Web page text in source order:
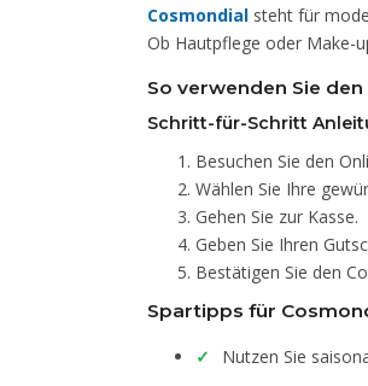
Cosmondial steht für
Ob Hautpflege oder Make-
So verwenden Sie
Schritt-für-Schritt
Besuchen Sie den
Wählen Sie Ihre
Gehen Sie zur Kasse.
Geben Sie Ihren
Bestätigen Sie den
Spartipps für
Nutzen Sie